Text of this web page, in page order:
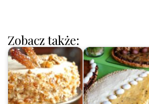
Zobacz także: